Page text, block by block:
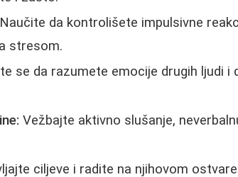
Naučite da kontrolišete impulsivne
stresom.
se da razumete emocije drugih ljudi i
Vežbajte aktivno slušanje,
ciljeve i radite na njihovom